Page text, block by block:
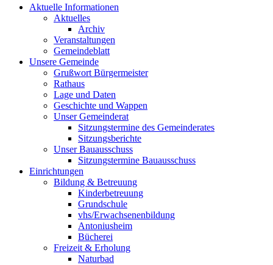
Aktuelle Informationen
Aktuelles
Archiv
Veranstaltungen
Gemeindeblatt
Unsere Gemeinde
Grußwort Bürgermeister
Rathaus
Lage und Daten
Geschichte und Wappen
Unser Gemeinderat
Sitzungstermine des Gemeinderates
Sitzungsberichte
Unser Bauausschuss
Sitzungstermine Bauausschuss
Einrichtungen
Bildung & Betreuung
Kinderbetreuung
Grundschule
vhs/Erwachsenenbildung
Antoniusheim
Bücherei
Freizeit & Erholung
Naturbad